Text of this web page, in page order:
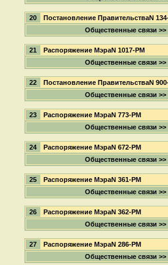
20
Постановление ПравительстваN
Общественные связи
21
Распоряжение МэраN 1017-РМ
Общественные связи
22
Постановление ПравительстваN
Общественные связи
23
Распоряжение МэраN 773-РМ
Общественные связи
24
Распоряжение МэраN 672-РМ
Общественные связи
25
Распоряжение МэраN 361-РМ
Общественные связи
26
Распоряжение МэраN 362-РМ
Общественные связи
27
Распоряжение МэраN 286-РМ
Общественные связи